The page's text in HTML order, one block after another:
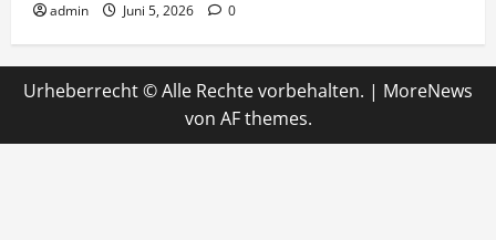
admin Juni 5, 2026 0
Urheberrecht © Alle Rechte vorbehalten. | MoreNews
von AF themes.